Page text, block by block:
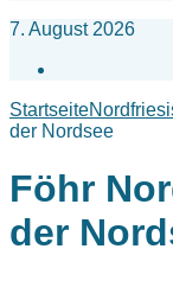
7. August 2026
Startseite
der Nordsee
Föhr
der